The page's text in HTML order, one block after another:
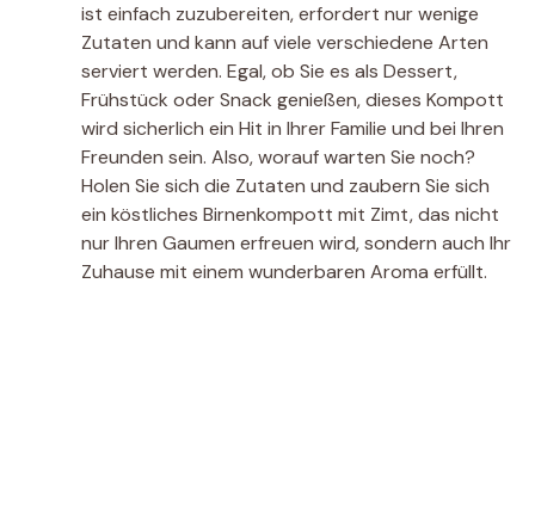
ist einfach zuzubereiten, erfordert nur wenige
Zutaten und kann auf viele verschiedene Arten
serviert werden. Egal, ob Sie es als Dessert,
Frühstück oder Snack genießen, dieses Kompott
wird sicherlich ein Hit in Ihrer Familie und bei Ihren
Freunden sein. Also, worauf warten Sie noch?
Holen Sie sich die Zutaten und zaubern Sie sich
ein köstliches Birnenkompott mit Zimt, das nicht
nur Ihren Gaumen erfreuen wird, sondern auch Ihr
Zuhause mit einem wunderbaren Aroma erfüllt.